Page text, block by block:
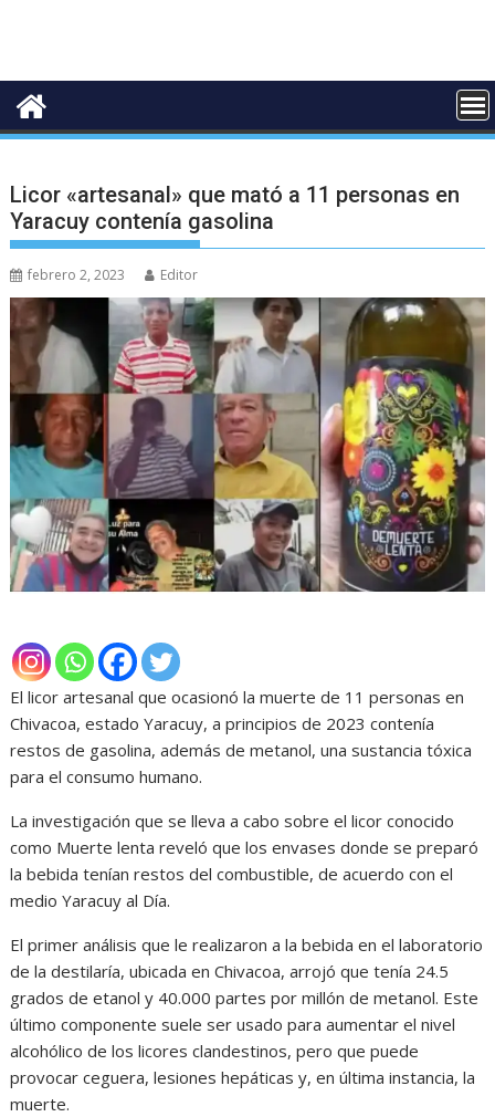
Licor «artesanal» que mató a 11 personas en
Yaracuy contenía gasolina
febrero 2, 2023 Editor
El licor artesanal que ocasionó la muerte de 11 personas en
Chivacoa, estado Yaracuy, a principios de 2023 contenía
restos de gasolina, además de metanol, una sustancia tóxica
para el consumo humano.
La investigación que se lleva a cabo sobre el licor conocido
como Muerte lenta reveló que los envases donde se preparó
la bebida tenían restos del combustible, de acuerdo con el
medio Yaracuy al Día.
El primer análisis que le realizaron a la bebida en el laboratorio
de la destilaría, ubicada en Chivacoa, arrojó que tenía 24.5
grados de etanol y 40.000 partes por millón de metanol. Este
último componente suele ser usado para aumentar el nivel
alcohólico de los licores clandestinos, pero que puede
provocar ceguera, lesiones hepáticas y, en última instancia, la
muerte.